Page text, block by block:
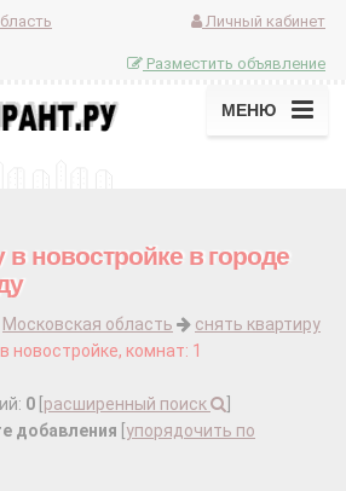
Личный кабинет
Разместить объявление
МЕНЮ
в новостройке в городе
Московская область
снять квартиру
в новостройке, комнат: 1
0 расширенный поиск
добавления упорядочить по